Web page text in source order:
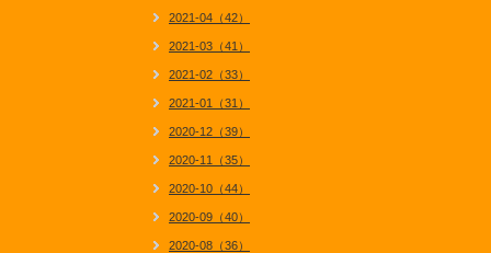
2021-04（42）
2021-03（41）
2021-02（33）
2021-01（31）
2020-12（39）
2020-11（35）
2020-10（44）
2020-09（40）
2020-08（36）